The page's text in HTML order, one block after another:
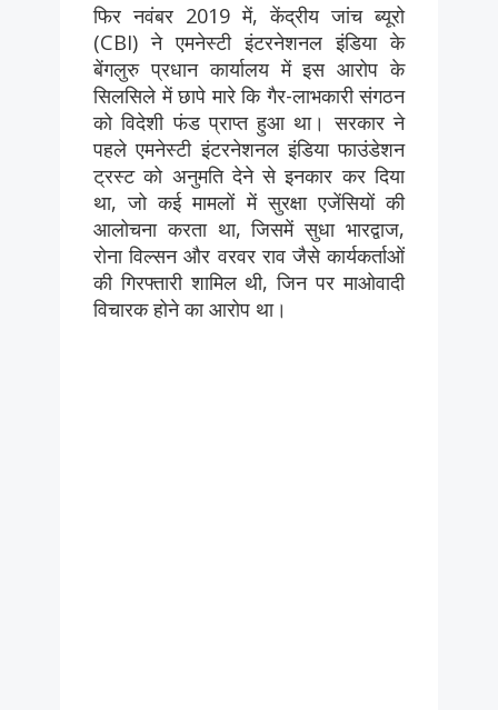
फिर नवंबर 2019 में, केंद्रीय जांच ब्यूरो
(CBI) ने एमनेस्टी इंटरनेशनल इंडिया के
बेंगलुरु प्रधान कार्यालय में इस आरोप के
सिलसिले में छापे मारे कि गैर-लाभकारी संगठन
को विदेशी फंड प्राप्त हुआ था। सरकार ने
पहले एमनेस्टी इंटरनेशनल इंडिया फाउंडेशन
ट्रस्ट को अनुमति देने से इनकार कर दिया
था, जो कई मामलों में सुरक्षा एजेंसियों की
आलोचना करता था, जिसमें सुधा भारद्वाज,
रोना विल्सन और वरवर राव जैसे कार्यकर्ताओं
की गिरफ्तारी शामिल थी, जिन पर माओवादी
विचारक होने का आरोप था।